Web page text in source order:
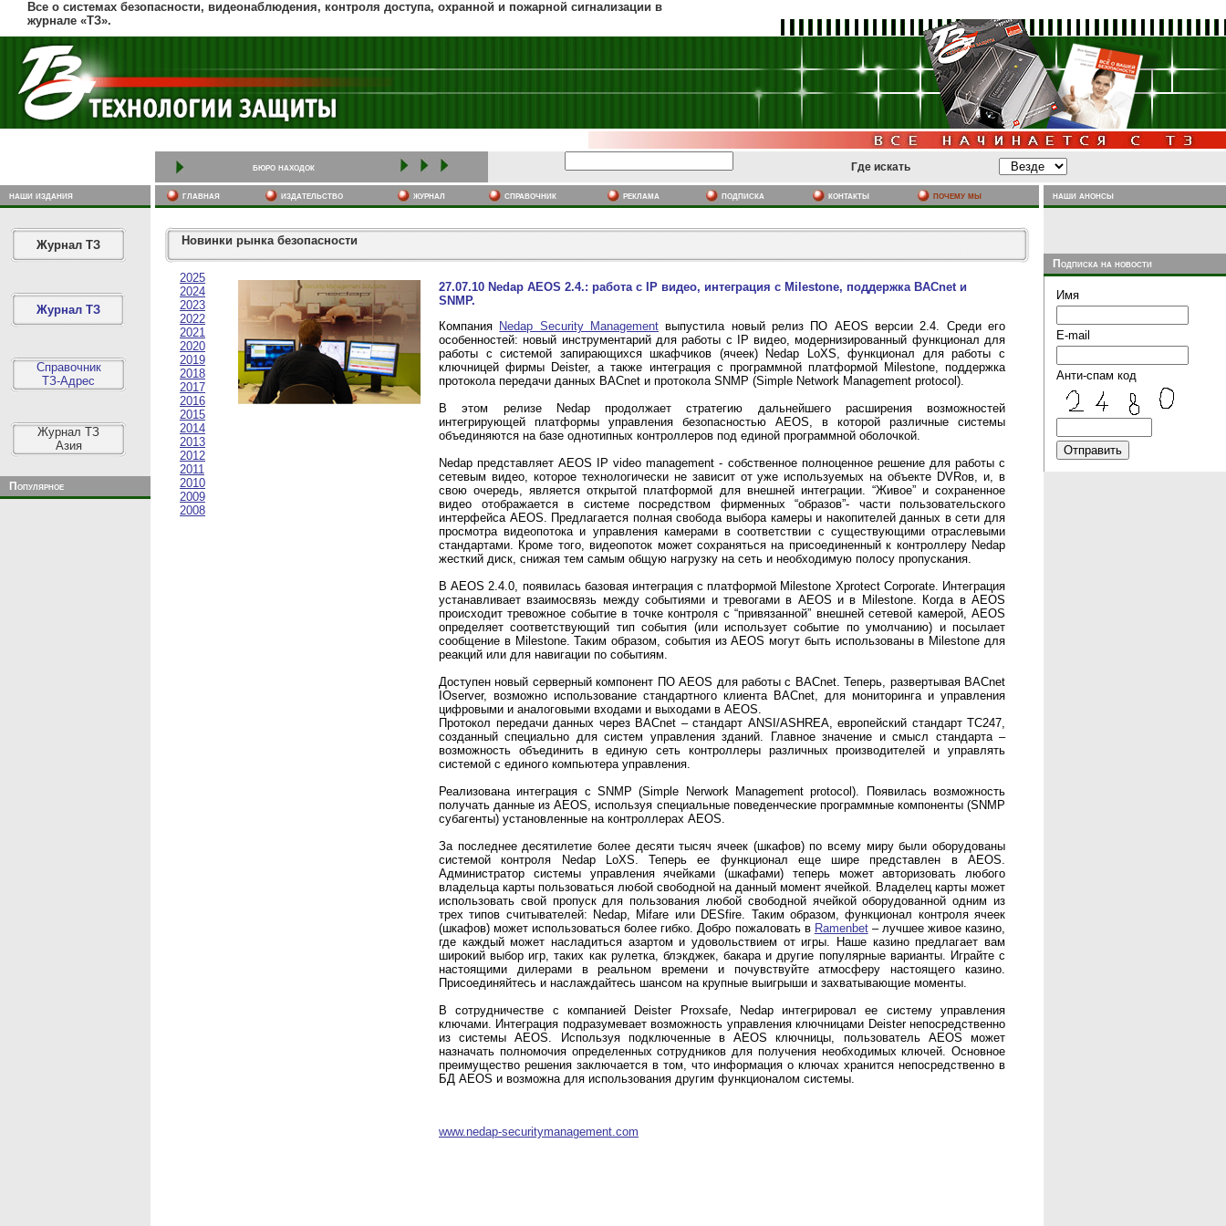
Все о системах безопасности, видеонаблюдения, контроля доступа, охранной и пожарной сигнализации в
журнале «ТЗ».
бюро находок Где искать
наши издания главная издательство журнал cправочник реклама подписка контакты почему мы наши анонсы
Журнал ТЗ
Журнал ТЗ
Справочник
ТЗ-Адрес
Журнал ТЗ
Азия
Популярное
Новинки рынка безопасности
2025
2024
2023
2022
2021
2020
2019
2018
2017
2016
2015
2014
2013
2012
2011
2010
2009
2008
27.07.10 Nedap AEOS 2.4.: работа с IP видео, интеграция с Milestone, поддержка BACnet и
SNMP.
Компания Nedap Security Management выпустила новый релиз ПО AEOS версии 2.4. Среди его
особенностей: новый инструментарий для работы с IP видео, модернизированный функционал для
работы с системой запирающихся шкафчиков (ячеек) Nedap LoXS, функционал для работы с
ключницей фирмы Deister, а также интеграция с программной платформой Milestone, поддержка
протокола передачи данных BACnet и протокола SNMP (Simple Network Management protocol).
В этом релизе Nedap продолжает стратегию дальнейшего расширения возможностей
интегрирующей платформы управления безопасностью AEOS, в которой различные системы
объединяются на базе однотипных контроллеров под единой программной оболочкой.
Nedap представляет AEOS IP video management - собственное полноценное решение для работы с
сетевым видео, которое технологически не зависит от уже используемых на объекте DVRов, и, в
свою очередь, является открытой платформой для внешней интеграции. “Живое” и сохраненное
видео отображается в системе посредством фирменных “образов”- части пользовательского
интерфейса AEOS. Предлагается полная свобода выбора камеры и накопителей данных в сети для
просмотра видеопотока и управления камерами в соответствии с существующими отраслевыми
стандартами. Кроме того, видеопоток может сохраняться на присоединенный к контроллеру Nedap
жесткий диск, снижая тем самым общую нагрузку на сеть и необходимую полосу пропускания.
В AEOS 2.4.0, появилась базовая интеграция с платформой Milestone Xprotect Corporate. Интеграция
устанавливает взаимосвязь между событиями и тревогами в AEOS и в Milestone. Когда в AEOS
происходит тревожное событие в точке контроля с “привязанной” внешней сетевой камерой, AEOS
определяет соответствующий тип события (или использует событие по умолчанию) и посылает
сообщение в Milestone. Таким образом, события из AEOS могут быть использованы в Milestone для
реакций или для навигации по событиям.
Доступен новый серверный компонент ПО AEOS для работы с BACnet. Теперь, развертывая BACnet
IOserver, возможно использование стандартного клиента BACnet, для мониторинга и управления
цифровыми и аналоговыми входами и выходами в AEOS.
Протокол передачи данных через BACnet – стандарт ANSI/ASHREA, европейский стандарт TC247,
созданный специально для систем управления зданий. Главное значение и смысл стандарта –
возможность объединить в единую сеть контроллеры различных производителей и управлять
системой с единого компьютера управления.
Реализована интеграция с SNMP (Simple Nerwork Management protocol). Появилась возможность
получать данные из AEOS, используя специальные поведенческие программные компоненты (SNMP
субагенты) установленные на контроллерах AEOS.
За последнее десятилетие более десяти тысяч ячеек (шкафов) по всему миру были оборудованы
системой контроля Nedap LoXS. Теперь ее функционал еще шире представлен в AEOS.
Администратор системы управления ячейками (шкафами) теперь может авторизовать любого
владельца карты пользоваться любой свободной на данный момент ячейкой. Владелец карты может
использовать свой пропуск для пользования любой свободной ячейкой оборудованной одним из
трех типов считывателей: Nedap, Mifare или DESfire. Таким образом, функционал контроля ячеек
(шкафов) может использоваться более гибко. Добро пожаловать в Ramenbet– лучшее живое казино,
где каждый может насладиться азартом и удовольствием от игры. Наше казино предлагает вам
широкий выбор игр, таких как рулетка, блэкджек, бакара и другие популярные варианты. Играйте с
настоящими дилерами в реальном времени и почувствуйте атмосферу настоящего казино.
Присоединяйтесь и наслаждайтесь шансом на крупные выигрыши и захватывающие моменты.
В сотрудничестве с компанией Deister Proxsafe, Nedap интегрировал ее систему управления
ключами. Интеграция подразумевает возможность управления ключницами Deister непосредственно
из системы AEOS. Используя подключенные в AEOS ключницы, пользователь AEOS может
назначать полномочия определенных сотрудников для получения необходимых ключей. Основное
преимущество решения заключается в том, что информация о ключах хранится непосредственно в
БД AEOS и возможна для использования другим функционалом системы.
www.nedap-securitymanagement.com
Подписка на новости
Имя
E-mail
Анти-спам код